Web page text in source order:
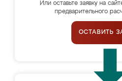
Или оставьте заявку на
предварительного
ОСТАВИТЬ